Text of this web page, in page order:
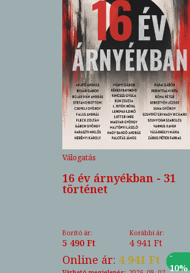
Válogatás
16 év árnyékban - 31
történet
Borító ár:
5 490 Ft
Korábbi ár:
4 941 Ft
Online ár: 4 941 Ft
-
10%